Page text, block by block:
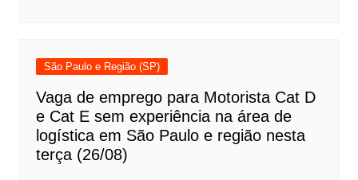
São Paulo e Região (SP)
Vaga de emprego para Motorista Cat D
e Cat E sem experiência na área de
logística em São Paulo e região nesta
terça (26/08)